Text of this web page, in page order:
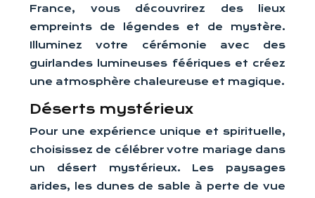
France, vous découvrirez des lieux
empreints de légendes et de mystère.
Illuminez votre cérémonie avec des
guirlandes lumineuses féériques et créez
une atmosphère chaleureuse et magique.
Déserts mystérieux
Pour une expérience unique et spirituelle,
choisissez de célébrer votre mariage dans
un désert mystérieux. Les paysages
arides, les dunes de sable à perte de vue